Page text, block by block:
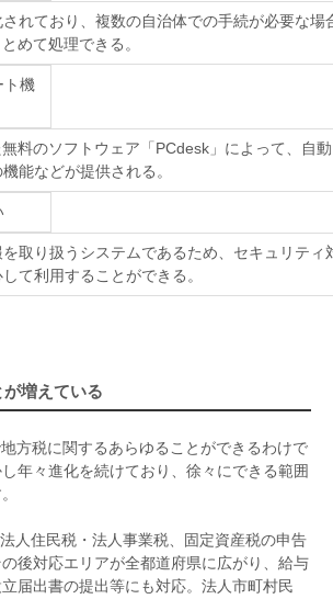
れており、複数の自治体での手続が必要な場
めて処理できる。
ト機
料のソフトウェア「 PCdesk 」によって、自動
能などが提供される。
取り扱うシステムであるため、セキュリティ
て利用することができる。
増えている
方税に関するあらゆることができるわけで
年々進化を続けており、徐々にできる範囲
人住民税・法人事業税、固定資産税の申告
後対応エリアが全都道府県に広がり、給与
届出書の提出等にも対応。法人市町村民